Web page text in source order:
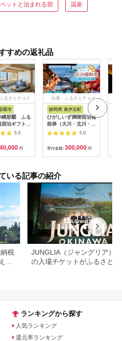
ペットと泊まれる宿 温泉
すめの返礼品
るさとチョイ
覇市
縄那覇 ふる
宿泊ギフト券
)
5.0
40,000 円
出典：ふるさとチョイ
静岡県 東伊豆町
ひがしいず満喫宿泊補
助券（大川・北川・熱
川・片瀬・白田・稲取
5.0
寄付金額: 300,000 円
いる記事の紹介
税
JUNGLIA（ジャングリア）
の入場チケットがふるさと納
ランキングから探す
人気ランキング
還元率ランキング